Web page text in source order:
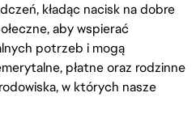
kładąc nacisk na dobre
aby wspierać
potrzeb i mogą
płatne oraz rodzinne
w których nasze